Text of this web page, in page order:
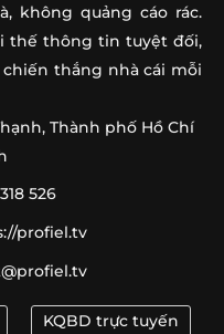
Ngày 15/06: Nhận Định
Ngày 14/06: Nhận
Kỳ 11h00 Ngày 14/06: Dự
Ngày 14/06: Dự Đoán
02h00 Ngày 14/06 – Dự
không quảng cáo rác.
thế thông tin tuyệt đối,
thắng nhà cái mỗi
Thành phố Hồ Chí
526
profiel.tv
KQBD trực tuyến